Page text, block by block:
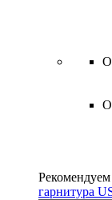
Рекомендуем
гарнитура